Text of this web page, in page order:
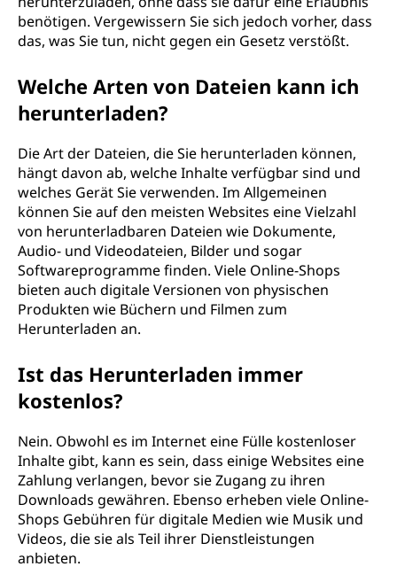
benötigen. Vergewissern Sie sich jedoch vorher, dass
das, was Sie tun, nicht gegen ein Gesetz verstößt.
Welche Arten von Dateien kann ich
herunterladen?
Die Art der Dateien, die Sie herunterladen können,
hängt davon ab, welche Inhalte verfügbar sind und
welches Gerät Sie verwenden. Im Allgemeinen
können Sie auf den meisten Websites eine Vielzahl
von herunterladbaren Dateien wie Dokumente,
Audio- und Videodateien, Bilder und sogar
Softwareprogramme finden. Viele Online-Shops
bieten auch digitale Versionen von physischen
Produkten wie Büchern und Filmen zum
Herunterladen an.
Ist das Herunterladen immer
kostenlos?
Nein. Obwohl es im Internet eine Fülle kostenloser
Inhalte gibt, kann es sein, dass einige Websites eine
Zahlung verlangen, bevor sie Zugang zu ihren
Downloads gewähren. Ebenso erheben viele Online-
Shops Gebühren für digitale Medien wie Musik und
Videos, die sie als Teil ihrer Dienstleistungen
anbieten.